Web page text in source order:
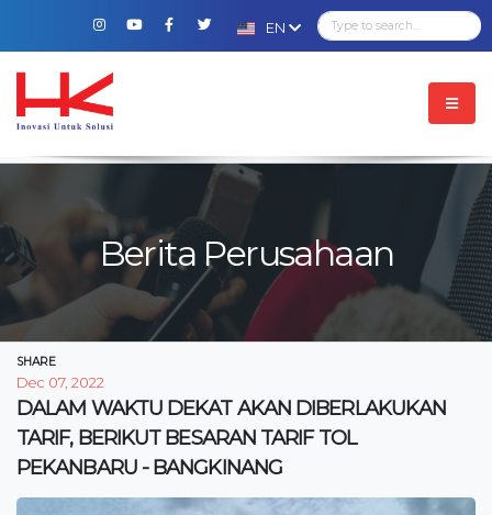
EN
Berita Perusahaan
SHARE
Dec 07, 2022
DALAM WAKTU DEKAT AKAN DIBERLAKUKAN
TARIF, BERIKUT BESARAN TARIF TOL
PEKANBARU - BANGKINANG